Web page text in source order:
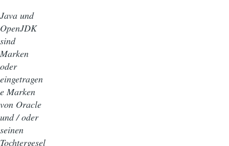
Java und
OpenJDK
sind
Marken
oder
eingetragen
e Marken
von Oracle
und / oder
seinen
Tochtergesel